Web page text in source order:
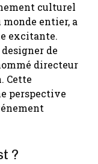
culturel
entier, a
excitante.
de
directeur
Cette
perspective
?